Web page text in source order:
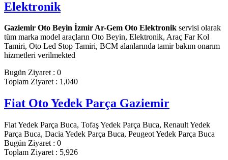
Elektronik
Gaziemir Oto Beyin İzmir Ar-Gem Oto Elektronik servisi olarak
tüm marka model araçların Oto Beyin, Elektronik, Araç Far Kol
Tamiri, Oto Led Stop Tamiri, BCM alanlarında tamir bakım onarım
hizmetleri verilmekted
Bugün Ziyaret : 0
Toplam Ziyaret : 1,040
Fiat Oto Yedek Parça Gaziemir
Fiat Yedek Parça Buca, Tofaş Yedek Parça Buca, Renault Yedek
Parça Buca, Dacia Yedek Parça Buca, Peugeot Yedek Parça Buca
Bugün Ziyaret : 0
Toplam Ziyaret : 5,926